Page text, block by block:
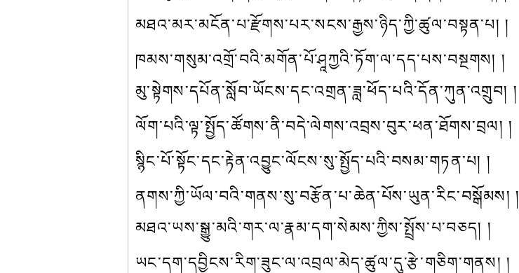
མཐའ་མར་མངོན་པ་རྫོགས་པར་སངས་རྒྱས་ཉིད་ཀྱི་ཚུལ་བསྟན་པ། །
ཁམས་གསུམ་འགྲོ་བའི་མགོན་པོ་ཤཱཀྱའི་ཏོག་ལ་དད་པས་བསྔགས། །
མུ་སྟེགས་དཔོན་སློབ་ཡོངས་དང་འགྲན་ཟླ་ཕོད་པའི་དོན་ཀུན་འགྲུབ། །
ལོག་པའི་ལྟ་སྤྱོད་ཚོགས་ནི་བདེ་ལེགས་འབྲས་བུར་ཕན་ཐོགས་བྲལ། །
སྙིང་པོ་སྟོང་དང་རྟེན་འབྱུང་ལོངས་སུ་སྤྱོད་པའི་བསམ་གཏན་པ། །
ནགས་ཀྱི་ཡོལ་བའི་གནས་སུ་བརྩོན་པ་ཆེན་པོས་ཡུན་རིང་བསྒོམས། །
མཐའ་ཡས་སྒྱུ་མའི་གར་ལ་རྣམ་དག་སེམས་ཀྱིས་སྤྲོས་པ་བཅད། །
ཡང་དག་དབྱིངས་རིག་ཟུང་ལ་འབྲལ་མེད་ཚུལ་དུ་རྩེ་གཅིག་གནས། །